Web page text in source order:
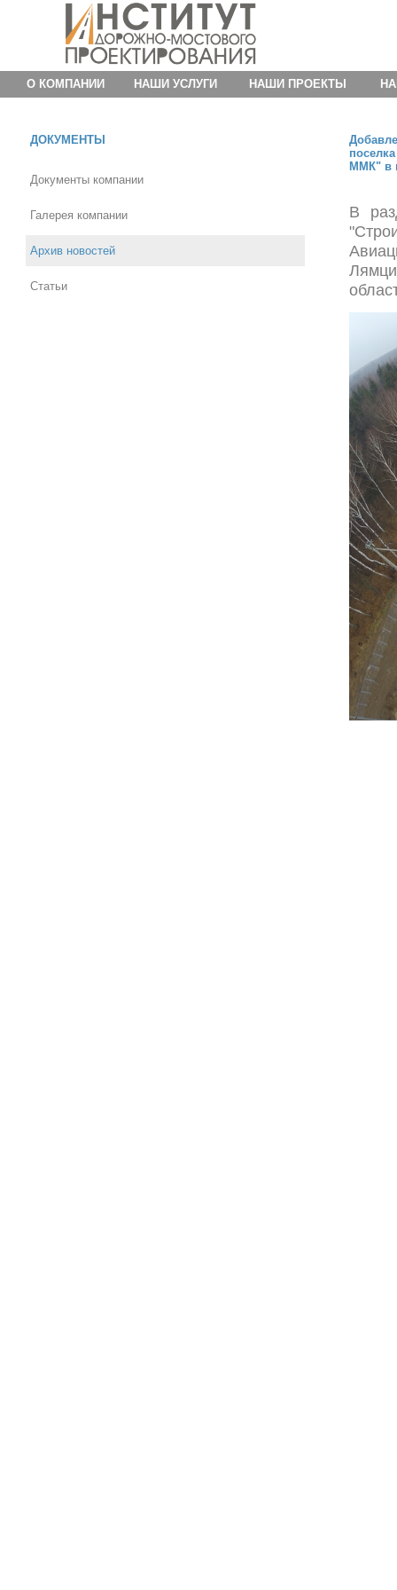
О КОМПАНИИ НАШИ УСЛУГИ НАШИ ПРОЕКТЫ
ДОКУМЕНТЫ
Документы компании
Галерея компании
Архив новостей
Статьи
ММК" в
В